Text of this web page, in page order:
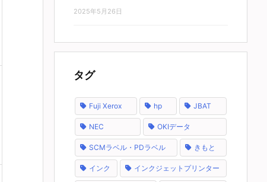
2025年5月26日
タグ
Fuji Xerox hp JBAT
NEC OKIデータ
SCMラベル・PDラベル きもと
インク インクジェットプリンター